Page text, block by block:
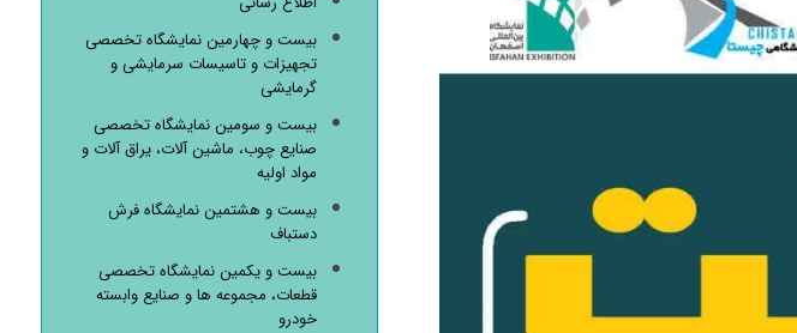
بیست و چهارمین نمایشگاه تخصصی
تجهیزات و تاسیسات سرمایشی و
گرمایشی
بیست و سومین نمایشگاه تخصصی
صنایع چوب، ماشین آلات، یراق آلات و
مواد اولیه
بیست و هشتمین نمایشگاه فرش
دستباف
بیست و یکمین نمایشگاه تخصصی
قطعات، مجموعه ها و صنایع وابسته
خودرو